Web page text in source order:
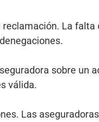
La
sobre un
válida.
Las